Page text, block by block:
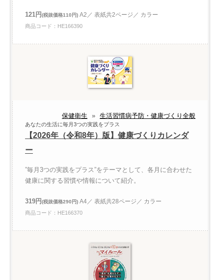
121円(税抜価格110円) A2／ 表紙共2ページ／ カラー
商品コード：HE166390
保健衛生 » 生活習慣病予防・健康づくり全般
あなたの生活に毎月3つの実践をプラス
【2026年（令和8年）版】健康づくりカレンダ
ー
”毎月3つの実践をプラス”をテーマとして、各月に合わせた
健康に関する習慣や情報について紹介。
319円(税抜価格290円) A4／ 表紙共28ページ／ カラー
商品コード：HE166370